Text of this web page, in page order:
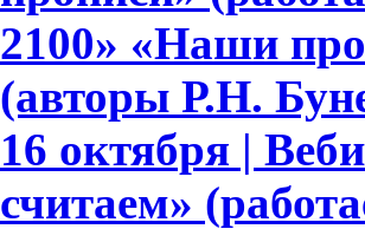
2100» «Наши
(авторы Р.Н.
16 октября |
считаем»